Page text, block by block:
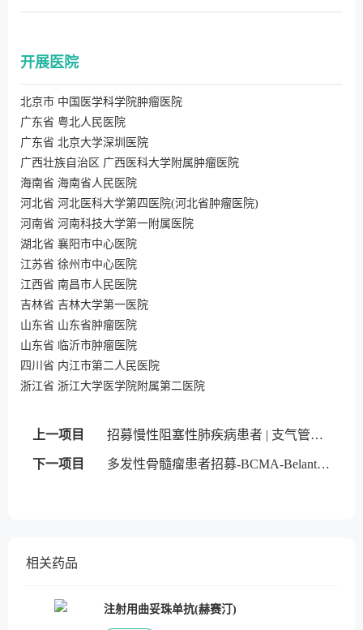
开展医院
北京市 中国医学科学院肿瘤医院
广东省 粤北人民医院
广东省 北京大学深圳医院
广西壮族自治区 广西医科大学附属肿瘤医院
海南省 海南省人民医院
河北省 河北医科大学第四医院(河北省肿瘤医院)
河南省 河南科技大学第一附属医院
湖北省 襄阳市中心医院
江苏省 徐州市中心医院
江西省 南昌市人民医院
吉林省 吉林大学第一医院
山东省 山东省肿瘤医院
山东省 临沂市肿瘤医院
四川省 内江市第二人民医院
浙江省 浙江大学医学院附属第二医院
上一项目 招募慢性阻塞性肺疾病患者 | 支气管内活瓣
下一项目 多发性骨髓瘤患者招募-BCMA-Belantamab mafodotin
相关药品
注射用曲妥珠单抗(赫赛汀)